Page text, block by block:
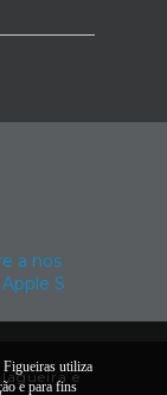
e
Figueiras utiliza
e para fins